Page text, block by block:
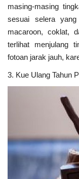
masing-masing
sesuai selera
macaroon, coklat,
terlihat menjulang
fotoan jarak jauh,
3. Kue Ulang Tahun